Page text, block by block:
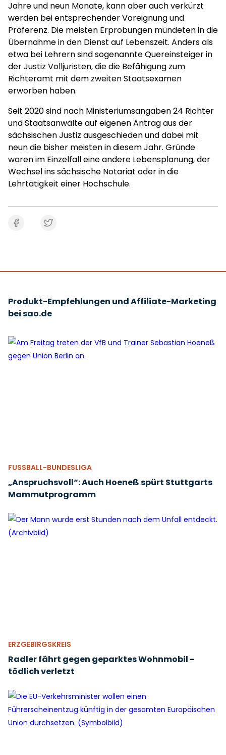
Jahre und neun Monate, kann aber auch verkürzt
werden bei entsprechender Voreignung und
Präferenz. Die meisten Erprobungen mündeten in die
Übernahme in den Dienst auf Lebenszeit. Anders als
etwa bei Lehrern sind sogenannte Quereinsteiger in
der Justiz Volljuristen, die die Befähigung zum
Richteramt mit dem zweiten Staatsexamen
erworben haben.
Seit 2020 sind nach Ministeriumsangaben 24 Richter
und Staatsanwälte auf eigenen Antrag aus der
sächsischen Justiz ausgeschieden und dabei mit
neun die bisher meisten in diesem Jahr. Gründe
waren im Einzelfall eine andere Lebensplanung, der
Wechsel ins sächsische Notariat oder in die
Lehrtätigkeit einer Hochschule.
Produkt-Empfehlungen und Affiliate-Marketing
bei sao.de
FUSSBALL-BUNDESLIGA
„Anspruchsvoll“: Auch Hoeneß spürt Stuttgarts
Mammutprogramm
ERZGEBIRGSKREIS
Radler fährt gegen geparktes Wohnmobil -
tödlich verletzt